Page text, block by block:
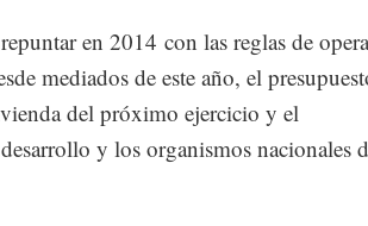
en 2014 con las reglas de
mediados de este año, el
del próximo ejercicio y el
y los organismos nacionales